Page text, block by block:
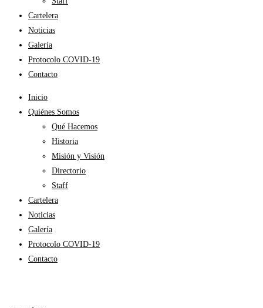
Cartelera
Noticias
Galería
Protocolo COVID-19
Contacto
Inicio
Quiénes Somos
Qué Hacemos
Historia
Misión y Visión
Directorio
Staff
Cartelera
Noticias
Galería
Protocolo COVID-19
Contacto